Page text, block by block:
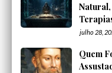
Natural,
julho 28,
Quem